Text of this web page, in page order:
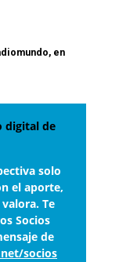
, en
digital de
solo
el aporte,
Te
Socios
de
socios